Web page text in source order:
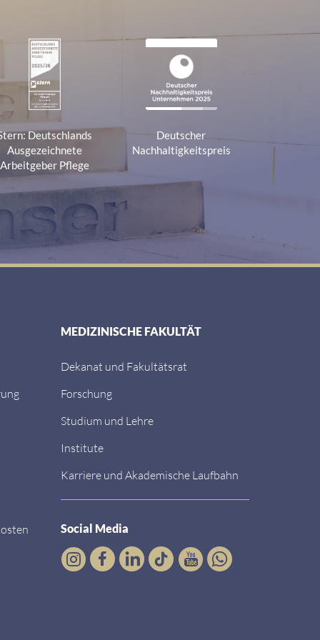
Deutschlands
Ausgezeichnete
Arbeitgeber Pflege
Deutscher
Nachhaltigkeitspreis
MEDIZINISCHE FAKULTÄT
Dekanat und Fakultätsrat
Forschung
Studium und Lehre
Institute
Karriere und Akademische Laufbahn
Social Media